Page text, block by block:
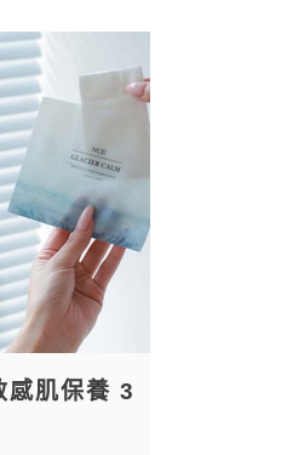
感肌保養 3